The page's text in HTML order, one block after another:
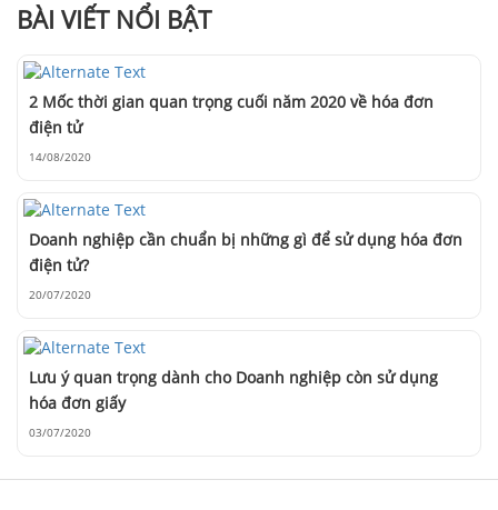
BÀI VIẾT NỔI BẬT
2 Mốc thời gian quan trọng cuối năm 2020 về hóa đơn
điện tử
14/08/2020
Doanh nghiệp cần chuẩn bị những gì để sử dụng hóa đơn
điện tử?
20/07/2020
Lưu ý quan trọng dành cho Doanh nghiệp còn sử dụng
hóa đơn giấy
03/07/2020